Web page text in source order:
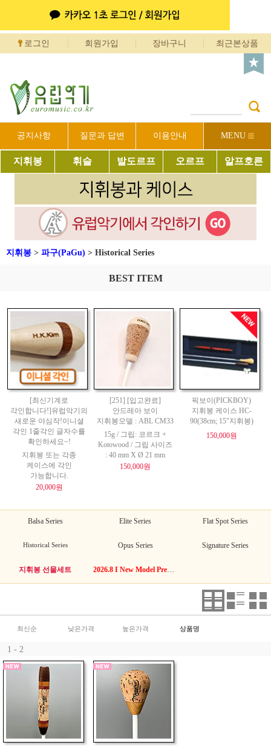
로그인 회원가입 장바구니 최근본상품
공지사항 질문과 답변 이용안내 MENU
지휘봉 휘슬 발도르프 오르프 알프호른
지휘봉 > 파구(PaGu) > Historical Series
BEST ITEM
[최신기계로
각인합니다!]유럽악기의
새로운 야심작!이니셜
각인 1줄각인 글자수를
확인하세요~!
지휘봉 또는 각종
케이스에 각인
가능합니다.
20,000원
[251] [입고완료]
안드레아 보이
지휘봉모델 : ABL CM33
15g / 그립: 코르크 +
Kotowood / 그립 사이즈
: 40 mm X Ø 21 mm
150,000원
픽보이(PICKBOY)
지휘봉 케이스 HC-
90(38cm; 15"지휘봉)
150,000원
Balsa Series Elite Series Flat Spot Series
Historical Series Opus Series Signature Series
지휘봉 선물세트
최신순 낮은가격 높은가격 상품명
1 - 2